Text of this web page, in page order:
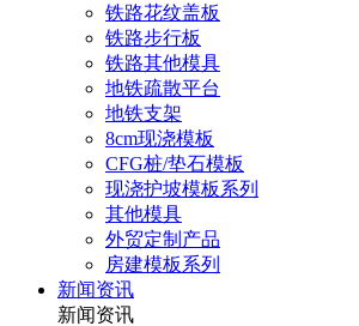
铁路花纹盖板
铁路步行板
铁路其他模具
地铁疏散平台
地铁支架
8cm现浇模板
CFG桩/垫石模板
现浇护坡模板系列
其他模具
外贸定制产品
房建模板系列
新闻资讯
新闻资讯